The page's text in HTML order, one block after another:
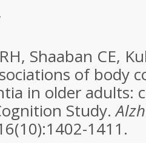
Shaaban CE,
of body
in older adults:
Study.
1411.